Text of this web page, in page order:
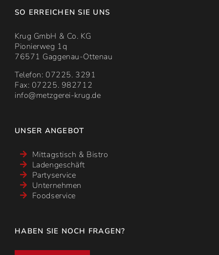
SO ERREICHEN SIE UNS
Krug GmbH & Co. KG
Pionierweg 1q
76571 Gaggenau-Ottenau
Telefon: 07225. 3291
Fax: 07225. 982712
info@metzgerei-krug.de
UNSER ANGEBOT
Mittagstisch & Bistro
Ladengeschäft
Partyservice
Unternehmen
Foodservice
HABEN SIE NOCH FRAGEN?